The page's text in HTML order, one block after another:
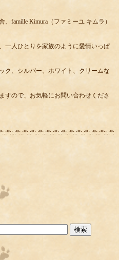
famille Kimura（ファミーユ キムラ）
一人ひとりを家族のように愛情いっぱ
ク、シルバー、ホワイト、クリームな
すので、お気軽にお問い合わせくださ